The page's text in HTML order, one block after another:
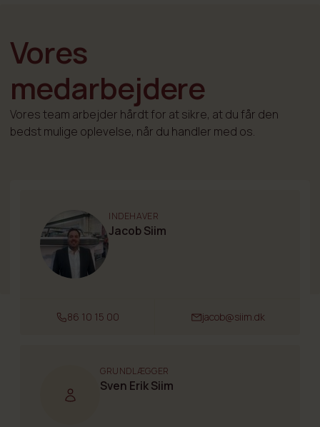
Vores
medarbejdere
Vores team arbejder hårdt for at sikre, at du får den
bedst mulige oplevelse, når du handler med os.
INDEHAVER
Jacob Siim
86 10 15 00 jacob@siim.dk
GRUNDLÆGGER
Sven Erik Siim